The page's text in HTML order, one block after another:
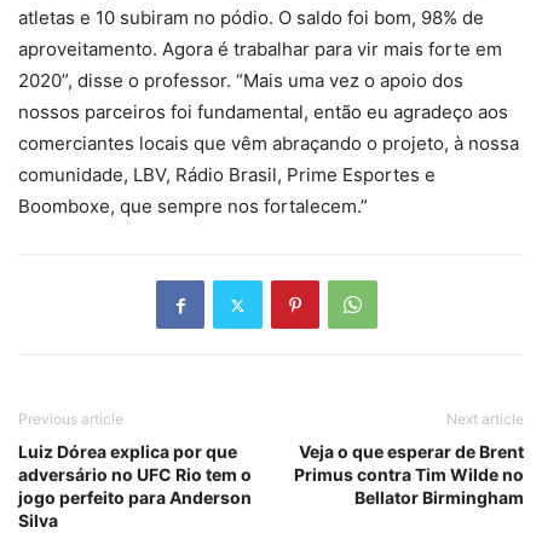
atletas e 10 subiram no pódio. O saldo foi bom, 98% de
aproveitamento. Agora é trabalhar para vir mais forte em
2020”, disse o professor. “Mais uma vez o apoio dos
nossos parceiros foi fundamental, então eu agradeço aos
comerciantes locais que vêm abraçando o projeto, à nossa
comunidade, LBV, Rádio Brasil, Prime Esportes e
Boomboxe, que sempre nos fortalecem.”
Previous article
Luiz Dórea explica por que
adversário no UFC Rio tem o
jogo perfeito para Anderson
Silva
Next article
Veja o que esperar de Brent
Primus contra Tim Wilde no
Bellator Birmingham